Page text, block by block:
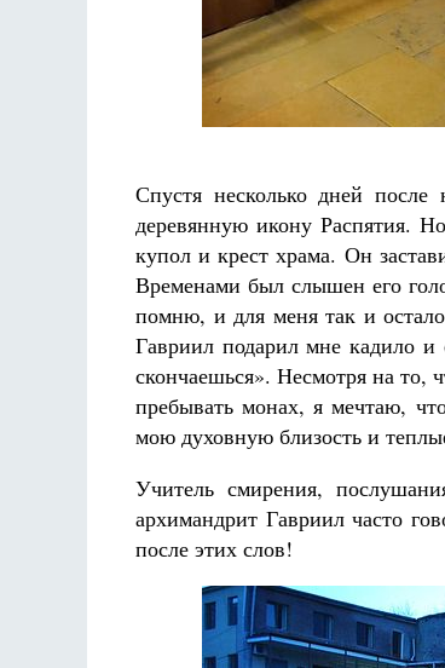
Спустя несколько дней
деревянную икону Распятия.
купол и крест храма. Он
Временами был слышен его
помню, и для меня так и
Гавриил подарил мне кадило
скончаешься». Несмотря на то,
пребывать монах, я мечтаю,
мою духовную близость и
Учитель смирения,
архимандрит Гавриил часто
после этих слов!